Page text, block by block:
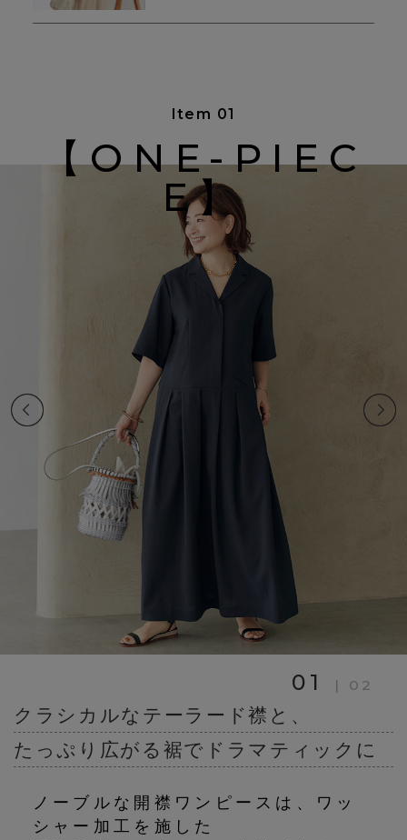
01 | 02
クラシカルなテーラード襟と、
たっぷり広がる裾でドラマティックに
ノーブルな開襟ワンピースは、ワッ
シャー加工を施した
Item 01
【ONE-PIEC
E】